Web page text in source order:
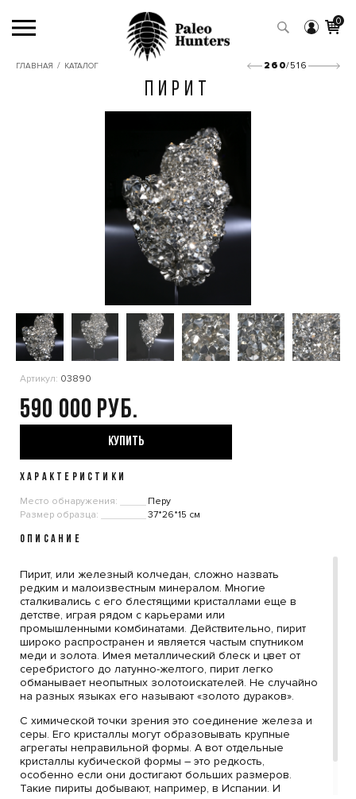
0
ГЛАВНАЯ / КАТАЛОГ 260/516
ПИРИТ
Артикул: 03890
590 000
КУПИТЬ
ХАРАКТЕРИСТИКИ
Место обнаружения:
Перу
Размер образца:
37*26*15 см
ОПИСАНИЕ
Пирит, или железный колчедан, сложно назвать
редким и малоизвестным минералом. Многие
сталкивались с его блестящими кристаллами еще в
детстве, играя рядом с карьерами или
промышленными комбинатами. Действительно, пирит
широко распространен и является частым спутником
меди и золота. Имея металлический блеск и цвет от
серебристого до латунно-желтого, пирит легко
обманывает неопытных золотоискателей. Не случайно
на разных языках его называют «золото дураков».
С химической точки зрения это соединение железа и
серы. Его кристаллы могут образовывать крупные
агрегаты неправильной формы. А вот отдельные
кристаллы кубической формы – это редкость,
особенно если они достигают больших размеров.
Такие пириты добывают, например, в Испании. И